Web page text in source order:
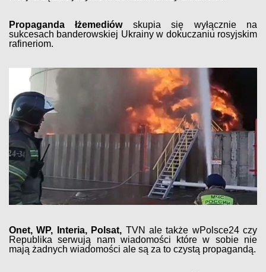
Propaganda łżemediówskupia się wyłącznie na
sukcesach banderowskiej Ukrainy w dokuczaniu rosyjskim
rafineriom.
Onet, WP, Interia, Polsat, TVN ale także wPolsce24 czy
Republika serwują nam wiadomości które w sobie nie
mają żadnych wiadomości ale są za to czystą propagandą.